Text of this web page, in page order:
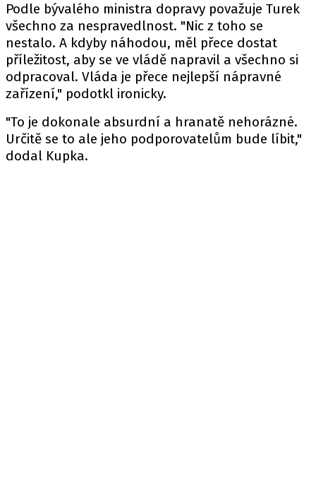
Podle bývalého ministra dopravy považuje Turek
všechno za nespravedlnost. "Nic z toho se
nestalo. A kdyby náhodou, měl přece dostat
příležitost, aby se ve vládě napravil a všechno si
odpracoval. Vláda je přece nejlepší nápravné
zařízení," podotkl ironicky.
"To je dokonale absurdní a hranatě nehorázné.
Určitě se to ale jeho podporovatelům bude líbit,"
dodal Kupka.